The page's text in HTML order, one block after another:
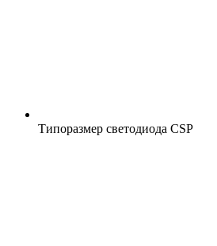
Типоразмер светодиода CSP